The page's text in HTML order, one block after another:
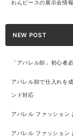
わんピースの展示会情報
NEW POST
「アパレル卸」初心者
アパレル卸で仕入れを
ンド対応
アパレル ファッション
アパレル ファッション